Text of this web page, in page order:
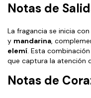
Notas de
La fragancia se inicia
y mandarina,
elemí. Esta
que captura la atención
Notas de